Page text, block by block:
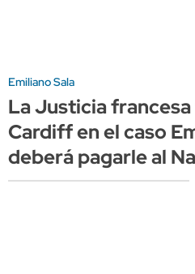
Emiliano Sala
La Justicia
Cardiff en el caso
deberá pagarle al